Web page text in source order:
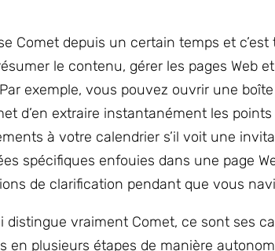
Comet depuis un certain temps et
le contenu, gérer les pages Web
exemple, vous pouvez ouvrir une
d’en extraire instantanément les
à votre calendrier s’il voit une
spécifiques enfouies dans une page
de clarification pendant que vous
distingue vraiment Comet, ce sont ses
en plusieurs étapes de manière